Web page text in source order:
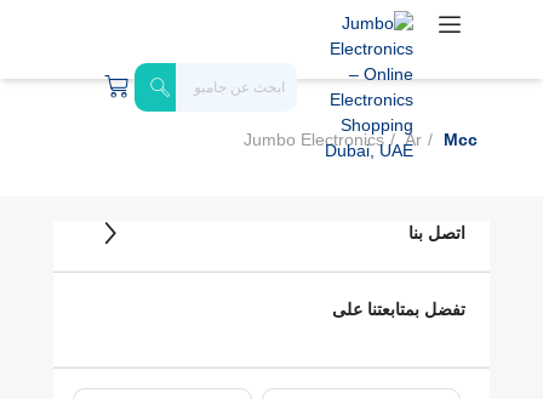
Jumbo Electronics Ar Mcc
اتصل بنا
تفضل بمتابعتنا على